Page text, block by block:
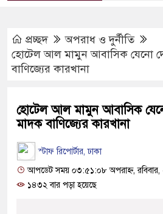
প্রচ্ছদ
অপরাধ ‍ও দুর্নীতি
হোটেল আল মামুন আবাসিক যেনো
বাণিজ্যের কারখানা
হোটেল আল মামুন আবাসিক
মাদক বাণিজ্যের কারখানা
স্টাফ রিপোর্টার, ঢাকা
আপডেট সময় ০৩:৫১:০৮ অপরাহ্ন, রবিবার,
১৪৩২ বার পড়া হয়েছে